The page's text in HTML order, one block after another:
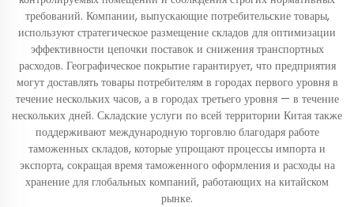
требований. Компании, выпускающие потребительские товары,
используют стратегическое размещение складов для оптимизации
эффективности цепочки поставок и снижения транспортных
расходов. Географическое покрытие гарантирует, что предприятия
могут доставлять товары потребителям в городах первого уровня в
течение нескольких часов, а в городах третьего уровня — в течение
нескольких дней. Складские услуги по всей территории Китая также
поддерживают международную торговлю благодаря работе
таможенных складов, которые упрощают процессы импорта и
экспорта, сокращая время таможенного оформления и расходы на
хранение для глобальных компаний, работающих на китайском
рынке.